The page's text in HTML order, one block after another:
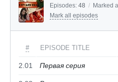
Episodes: 48 / Marked
Mark all episodes
# EPISODE TITLE
2.01 Первая серия